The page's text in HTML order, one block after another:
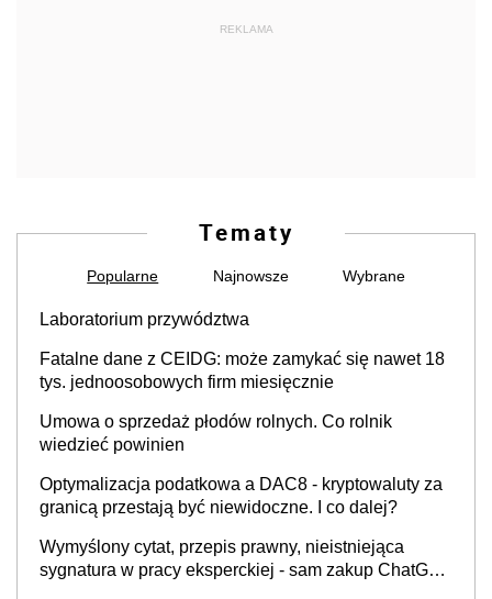
REKLAMA
Tematy
Popularne Najnowsze Wybrane
Laboratorium przywództwa
Fatalne dane z CEIDG: może zamykać się nawet 18
tys. jednoosobowych firm miesięcznie
Umowa o sprzedaż płodów rolnych. Co rolnik
wiedzieć powinien
Optymalizacja podatkowa a DAC8 - kryptowaluty za
granicą przestają być niewidoczne. I co dalej?
Wymyślony cytat, przepis prawny, nieistniejąca
sygnatura w pracy eksperckiej - sam zakup ChatGPT